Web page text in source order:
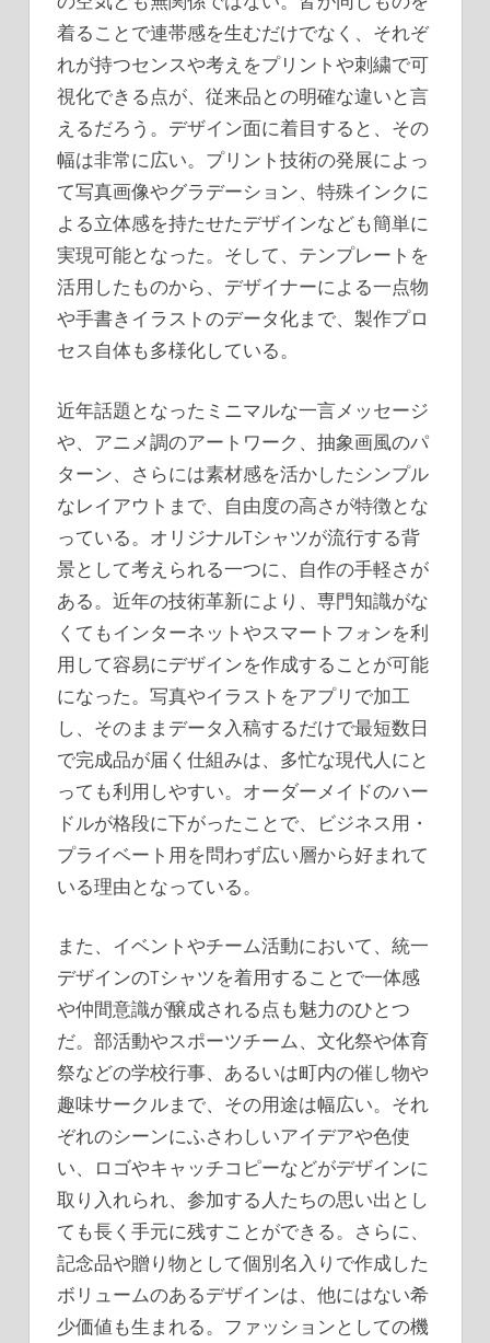
着ることで連帯感を生むだけでなく、それぞ
れが持つセンスや考えをプリントや刺繍で可
視化できる点が、従来品との明確な違いと言
えるだろう。デザイン面に着目すると、その
幅は非常に広い。プリント技術の発展によっ
て写真画像やグラデーション、特殊インクに
よる立体感を持たせたデザインなども簡単に
実現可能となった。そして、テンプレートを
活用したものから、デザイナーによる一点物
や手書きイラストのデータ化まで、製作プロ
セス自体も多様化している。
近年話題となったミニマルな一言メッセージ
や、アニメ調のアートワーク、抽象画風のパ
ターン、さらには素材感を活かしたシンプル
なレイアウトまで、自由度の高さが特徴とな
っている。オリジナルTシャツが流行する背
景として考えられる一つに、自作の手軽さが
ある。近年の技術革新により、専門知識がな
くてもインターネットやスマートフォンを利
用して容易にデザインを作成することが可能
になった。写真やイラストをアプリで加工
し、そのままデータ入稿するだけで最短数日
で完成品が届く仕組みは、多忙な現代人にと
っても利用しやすい。オーダーメイドのハー
ドルが格段に下がったことで、ビジネス用・
プライベート用を問わず広い層から好まれて
いる理由となっている。
また、イベントやチーム活動において、統一
デザインのTシャツを着用することで一体感
や仲間意識が醸成される点も魅力のひとつ
だ。部活動やスポーツチーム、文化祭や体育
祭などの学校行事、あるいは町内の催し物や
趣味サークルまで、その用途は幅広い。それ
ぞれのシーンにふさわしいアイデアや色使
い、ロゴやキャッチコピーなどがデザインに
取り入れられ、参加する人たちの思い出とし
ても長く手元に残すことができる。さらに、
記念品や贈り物として個別名入りで作成した
ボリュームのあるデザインは、他にはない希
少価値も生まれる。ファッションとしての機